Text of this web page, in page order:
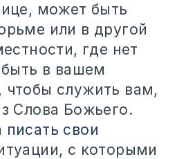
может быть
или в другой
где нет
в вашем
чтобы служить вам,
Слова Божьего.
писать свои
с которыми